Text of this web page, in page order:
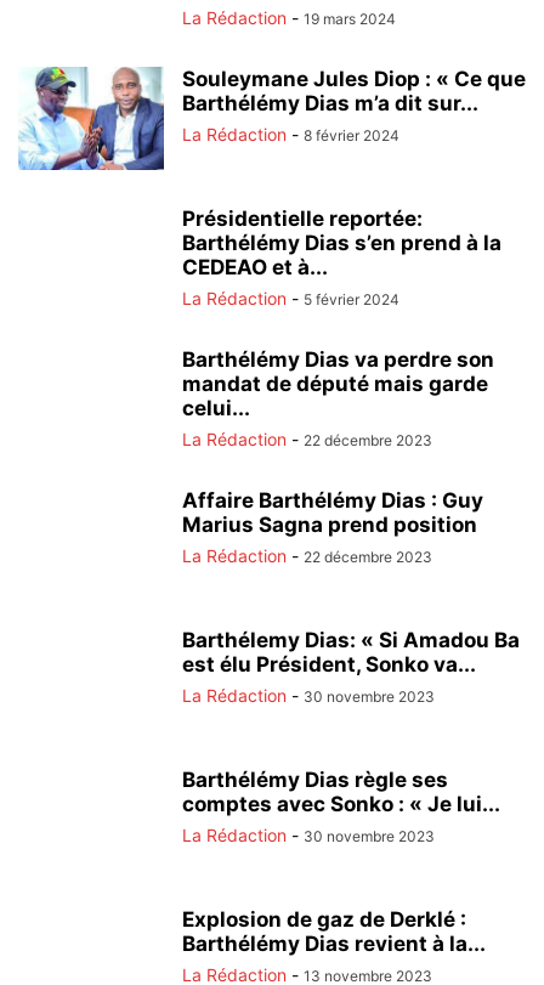
La Rédaction - 19 mars 2024
Souleymane Jules Diop : « Ce que
Barthélémy Dias m’a dit sur...
La Rédaction - 8 février 2024
Présidentielle reportée:
Barthélémy Dias s’en prend à la
CEDEAO et à...
La Rédaction - 5 février 2024
Barthélémy Dias va perdre son
mandat de député mais garde
celui...
La Rédaction - 22 décembre 2023
Affaire Barthélémy Dias : Guy
Marius Sagna prend position
La Rédaction - 22 décembre 2023
Barthélemy Dias: « Si Amadou Ba
est élu Président, Sonko va...
La Rédaction - 30 novembre 2023
Barthélémy Dias règle ses
comptes avec Sonko : « Je lui...
La Rédaction - 30 novembre 2023
Explosion de gaz de Derklé :
Barthélémy Dias revient à la...
La Rédaction - 13 novembre 2023